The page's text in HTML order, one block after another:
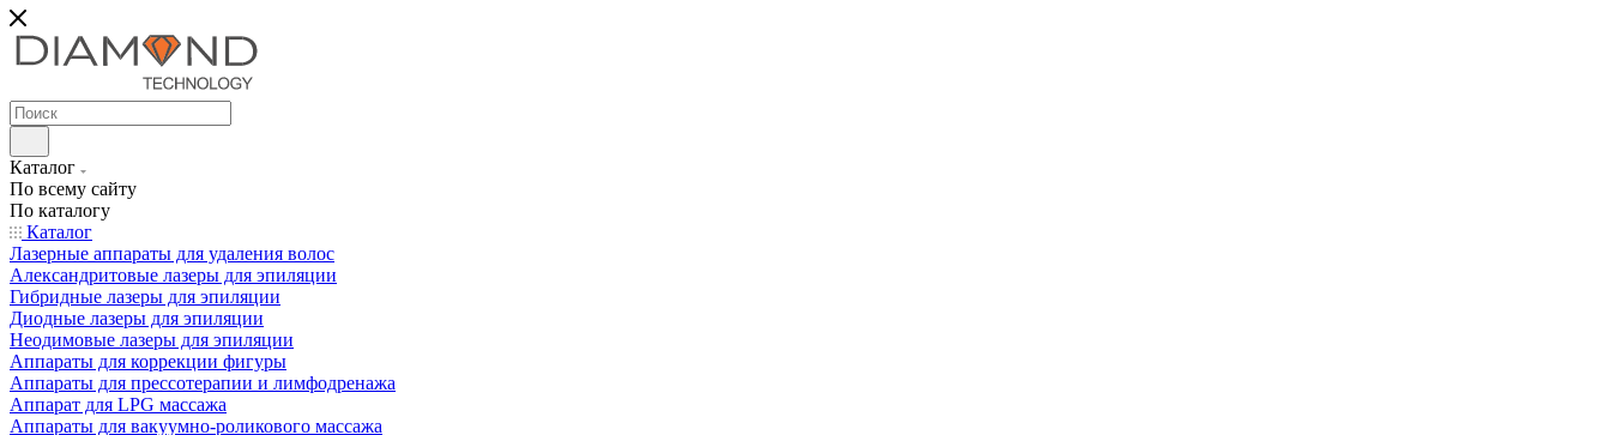
Каталог
По всему сайту
По каталогу
Каталог
Лазерные аппараты для удаления волос
Александритовые лазеры для эпиляции
Гибридные лазеры для эпиляции
Диодные лазеры для эпиляции
Неодимовые лазеры для эпиляции
Аппараты для коррекции фигуры
Аппараты для прессотерапии и лимфодренажа
Аппарат для LPG массажа
Аппараты для вакуумно-роликового массажа